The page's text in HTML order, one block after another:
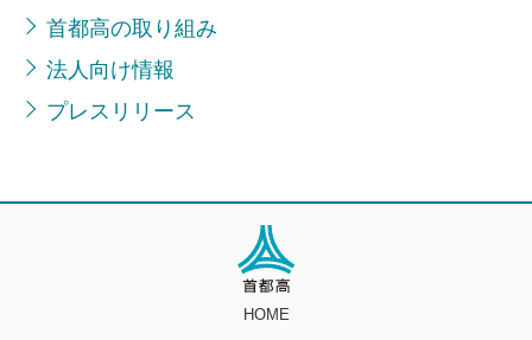
首都高の取り組み
法人向け情報
プレスリリース
HOME